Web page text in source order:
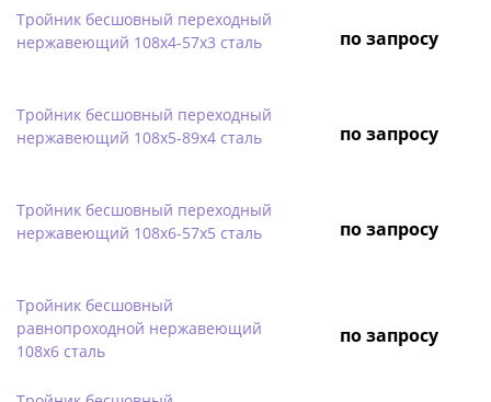
Тройник бесшовный переходный
нержавеющий 108х4-57х3 сталь
по запросу
Тройник бесшовный переходный
нержавеющий 108х5-89х4 сталь
по запросу
Тройник бесшовный переходный
нержавеющий 108х6-57х5 сталь
по запросу
Тройник бесшовный
равнопроходной нержавеющий
108х6 сталь
по запросу